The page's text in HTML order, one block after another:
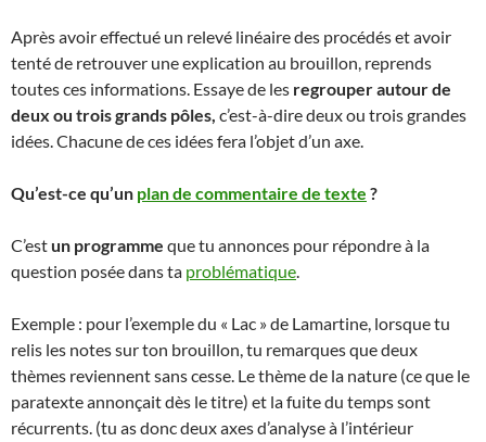
Après avoir effectué un relevé linéaire des procédés et avoir
tenté de retrouver une explication au brouillon, reprends
toutes ces informations. Essaye de les regrouper autour de
deux ou trois grands pôles, c’est-à-dire deux ou trois grandes
idées. Chacune de ces idées fera l’objet d’un axe.
Qu’est-ce qu’un plan de commentaire de texte ?
C’estun programme que tu annonces pour répondre à la
question posée dans ta problématique.
Exemple : pour l’exemple du « Lac » de Lamartine, lorsque tu
relis les notes sur ton brouillon, tu remarques que deux
thèmes reviennent sans cesse. Le thème de la nature (ce que le
paratexte annonçait dès le titre) et la fuite du temps sont
récurrents. (tu as donc deux axes d’analyse à l’intérieur